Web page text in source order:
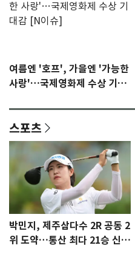
여름엔 '호프', 가을엔 '가능한
사랑'…국제영화제 수상 기대
스포츠
박민지, 제주삼다수 2R 공동 2
위 도약…통산 최다 21승 신기